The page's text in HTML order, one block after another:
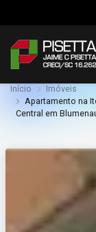
Início
Imóveis
Apartamento na
Central em